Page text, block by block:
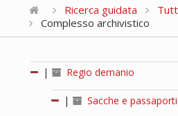
Ricerca guidata
Complesso archivistico
| Regio demanio
| Sacche e passaporti